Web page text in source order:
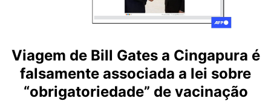
Viagem de Bill Gates a Cingapura é
falsamente associada a lei sobre
“obrigatoriedade” de vacinação